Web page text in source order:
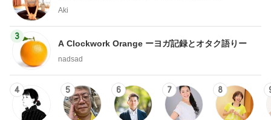
Aki
3
A Clockwork Orange ーヨガ記録とオタク語りー
nadsad
4 5 6 7 8